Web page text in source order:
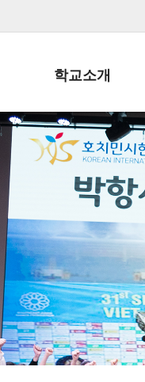
학교소개
학교장인사말
학생회장인사말
학교상징
학교 CI
교직원현황
학생현황
위치/전화
전경사진